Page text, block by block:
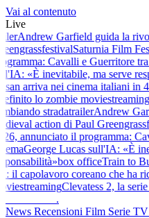
Vai al contenuto
Live
Andrew Garfield guida la
festivalSaturnia Film
Cavalli e Guerritore
«È inevitabile, ma serve
arriva nei cinema italiani in
lo zombie moviestreaming
stradatrailerAndrew
action di Paul Greengrass
annunciato il programma:
George Lucas sull'IA: «È
box officeTrain to
il capolavoro coreano che ha
streamingClevatess 2, la
.
News Recensioni Film Serie TV